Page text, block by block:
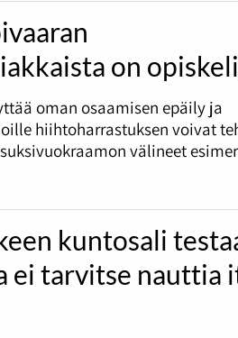
on
oman osaamisen epäily ja
hiihtoharrastuksen voivat
välineet
kuntosali
ei tarvitse nauttia